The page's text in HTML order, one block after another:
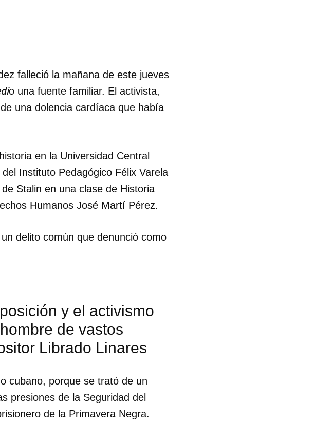
falleció la mañana de este jueves
o una fuente familiar. El activista,
una dolencia cardíaca que había
en la Universidad Central
Instituto Pedagógico Félix Varela
Stalin en una clase de Historia
Humanos José Martí Pérez.
delito común que denunció como
y el activismo
de vastos
Librado Linares
cubano, porque se trató de un
presiones de la Seguridad del
de la Primavera Negra.